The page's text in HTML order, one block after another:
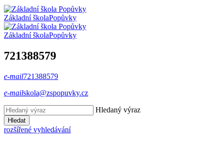
Základní školaPopůvky
Základní školaPopůvky
721388579
e-mail721388579
e-mailskola@zspopuvky.cz
Hledaný výraz
Hledat
rozšířené vyhledávání